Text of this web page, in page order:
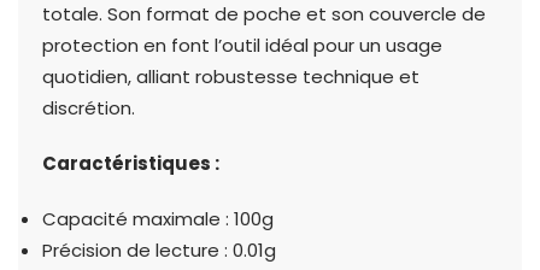
totale. Son format de poche et son couvercle de
protection en font l’outil idéal pour un usage
quotidien, alliant robustesse technique et
discrétion.
Caractéristiques :
Capacité maximale : 100g
Précision de lecture : 0.01g